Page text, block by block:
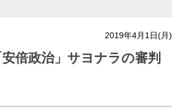
2019年4月1日(月)
倍政治」サヨナラの審判